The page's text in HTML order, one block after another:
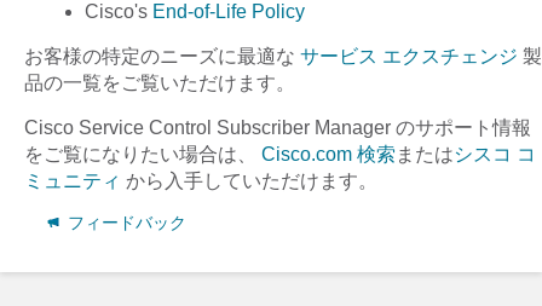
Cisco's End-of-Life Policy
お客様の特定のニーズに最適な サービス エクスチェンジ 製
品の一覧をご覧いただけます。
Cisco Service Control Subscriber Manager のサポート情報
をご覧になりたい場合は、 Cisco.com 検索 またはシスコ コ
ミュニティ から入手していただけます。
フィードバック